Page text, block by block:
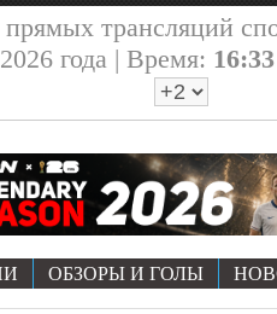
трансляций
года | Время: 16:33
ОБЗОРЫ И ГОЛЫ